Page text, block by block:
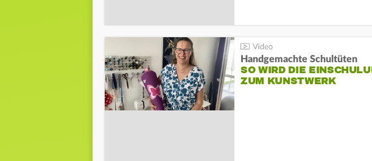
Handgemachte Schultüten
SO WIRD DIE
ZUM KUNSTWERK